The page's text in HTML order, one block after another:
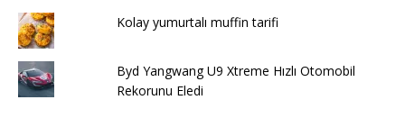
Kolay yumurtalı muffin tarifi
Byd Yangwang U9 Xtreme Hızlı Otomobil
Rekorunu Eledi